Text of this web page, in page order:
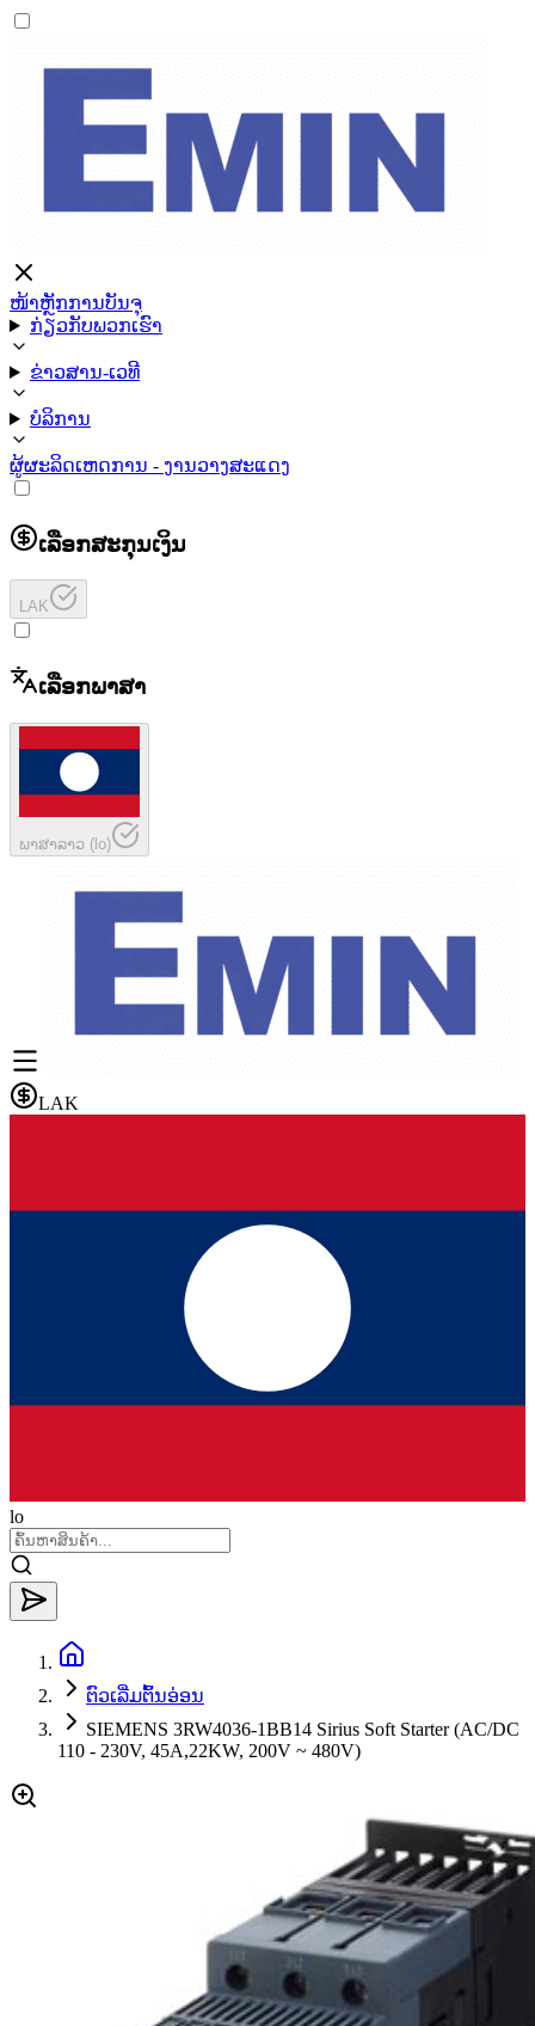
ໜ້າຫຼັກການບັນຈຸ
ກ່ຽວກັບພວກເຮົາ
ຂ່າວສານ-ເວທີ
ບໍລິການ
ຜູ້ຜະລິດເຫດການ - ງານວາງສະແດງ
ເລືອກສະກຸນເງິນ
LAK
ເລືອກພາສາ
ພາສາລາວ (lo)
LAK
lo
ຕົວເລີ່ມຕົ້ນອ່ອນ
SIEMENS 3RW4036-1BB14 Sirius Soft Starter (AC/DC
110 - 230V, 45A,22KW, 200V ~ 480V)